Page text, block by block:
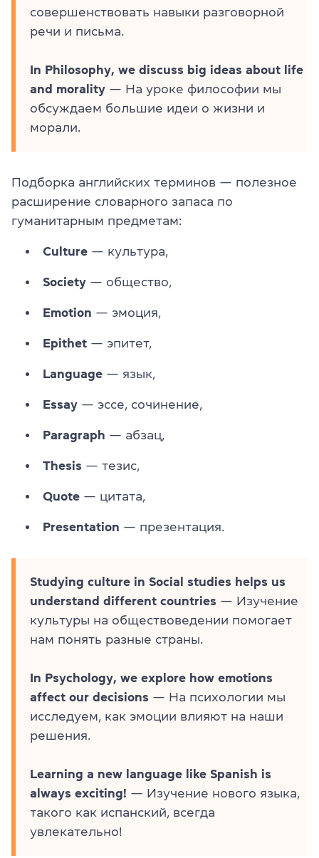
совершенствовать навыки разговорной
речи и письма.
In Philosophy, we discuss big ideas about life
and morality — На уроке философии мы
обсуждаем большие идеи о жизни и
морали.
Подборка английских терминов — полезное
расширение словарного запаса по
гуманитарным предметам:
Culture — культура,
Society — общество,
Emotion — эмоция,
Epithet — эпитет,
Language — язык,
Essay — эссе, сочинение,
Paragraph — абзац,
Thesis — тезис,
Quote — цитата,
Presentation — презентация.
Studying culture in Social studies helps us
understand different countries — Изучение
культуры на обществоведении помогает
нам понять разные страны.
In Psychology, we explore how emotions
affect our decisions — На психологии мы
исследуем, как эмоции влияют на наши
решения.
Learning a new language like Spanish is
always exciting! — Изучение нового языка,
такого как испанский, всегда
увлекательно!